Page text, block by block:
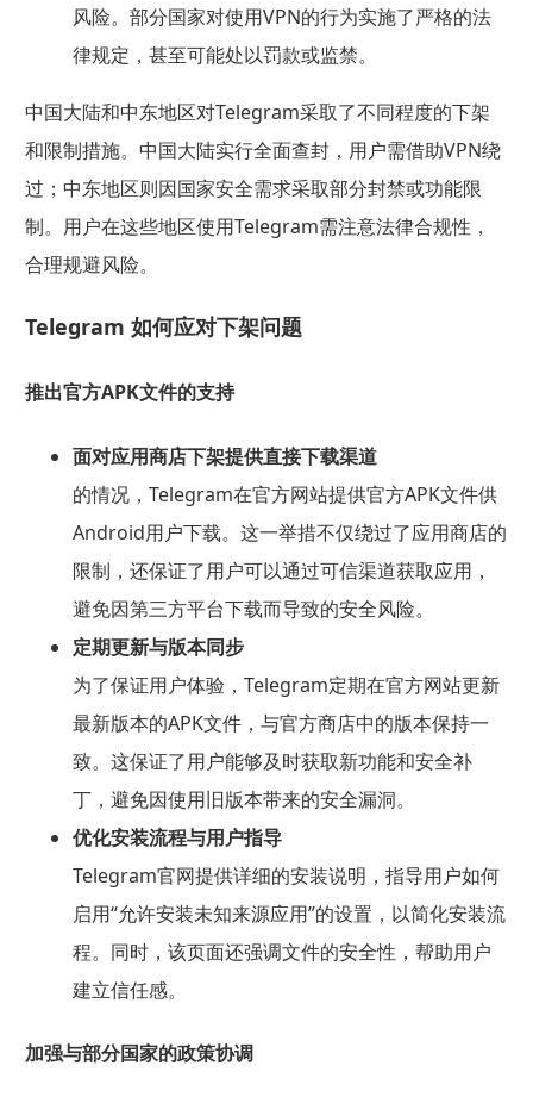
风险。部分国家对使用VPN的行为实施了严格的法
律规定，甚至可能处以罚款或监禁。
中国大陆和中东地区对Telegram采取了不同程度的下架
和限制措施。中国大陆实行全面查封，用户需借助VPN绕
过；中东地区则因国家安全需求采取部分封禁或功能限
制。用户在这些地区使用Telegram需注意法律合规性，
合理规避风险。
Telegram 如何应对下架问题
推出官方APK文件的支持
面对应用商店下架提供直接下载渠道
的情况，Telegram在官方网站提供官方APK文件供
Android用户下载。这一举措不仅绕过了应用商店的
限制，还保证了用户可以通过可信渠道获取应用，
避免因第三方平台下载而导致的安全风险。
定期更新与版本同步
为了保证用户体验，Telegram定期在官方网站更新
最新版本的APK文件，与官方商店中的版本保持一
致。这保证了用户能够及时获取新功能和安全补
丁，避免因使用旧版本带来的安全漏洞。
优化安装流程与用户指导
Telegram官网提供详细的安装说明，指导用户如何
启用“允许安装未知来源应用”的设置，以简化安装流
程。同时，该页面还强调文件的安全性，帮助用户
建立信任感。
加强与部分国家的政策协调